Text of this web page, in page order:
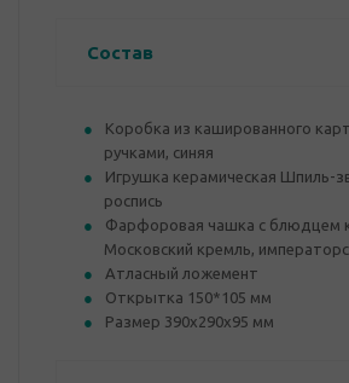
Состав
Коробка из кашированного
ручками, синяя
Игрушка керамическая Шпиль-
роспись
Фарфоровая чашка с блюдцем
Московский кремль,
Атласный ложемент
Открытка 150*105 мм
Размер 390х290х95 мм